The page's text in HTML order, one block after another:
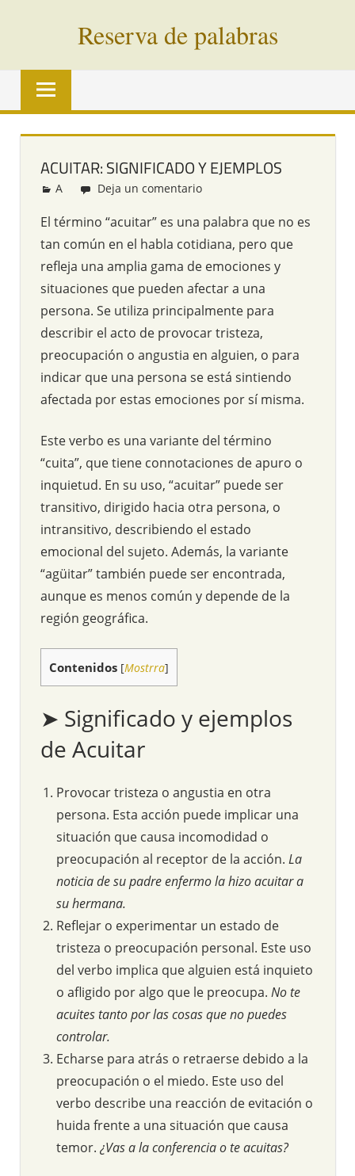
Reserva de palabras
Palabras
vías
todo
mundo
ACUITAR: SIGNIFICADO Y EJEMPLOS
Redacción
A Deja un comentario
El término “acuitar” es una palabra que no es
tan común en el habla cotidiana, pero que
refleja una amplia gama de emociones y
situaciones que pueden afectar a una
persona. Se utiliza principalmente para
describir el acto de provocar tristeza,
preocupación o angustia en alguien, o para
indicar que una persona se está sintiendo
afectada por estas emociones por sí misma.
Este verbo es una variante del término
“cuita”, que tiene connotaciones de apuro o
inquietud. En su uso, “acuitar” puede ser
transitivo, dirigido hacia otra persona, o
intransitivo, describiendo el estado
emocional del sujeto. Además, la variante
“agüitar” también puede ser encontrada,
aunque es menos común y depende de la
región geográfica.
Contenidos [Mostrra]
➤ Significado y ejemplos
de Acuitar
Provocar tristeza o angustia en otra
persona. Esta acción puede implicar una
situación que causa incomodidad o
preocupación al receptor de la acción. La
noticia de su padre enfermo la hizo acuitar a
su hermana.
Reflejar o experimentar un estado de
tristeza o preocupación personal. Este uso
del verbo implica que alguien está inquieto
o afligido por algo que le preocupa. No te
acuites tanto por las cosas que no puedes
controlar.
Echarse para atrás o retraerse debido a la
preocupación o el miedo. Este uso del
verbo describe una reacción de evitación o
huida frente a una situación que causa
temor. ¿Vas a la conferencia o te acuitas?